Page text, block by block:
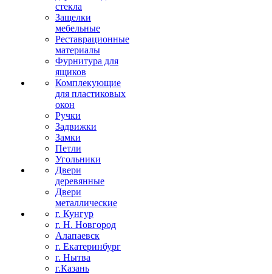
стекла
Защелки
мебельные
Реставрационные
материалы
Фурнитура для
ящиков
Комплекующие
для пластиковых
окон
Ручки
Задвижки
Замки
Петли
Угольники
Двери
деревянные
Двери
металлические
г. Кунгур
г. Н. Новгород
Алапаевск
г. Екатеринбург
г. Нытва
г.Казань